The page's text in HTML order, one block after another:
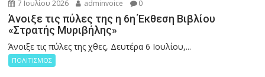
7 Ιουλίου 2026 adminvoice 0
Άνοιξε τις πύλες της η 6η Έκθεση Βιβλίου
«Στρατής Μυριβήλης»
Άνοιξε τις πύλες της χθες, Δευτέρα 6 Ιουλίου,...
ΠΟΛΙΤΙΣΜΟΣ